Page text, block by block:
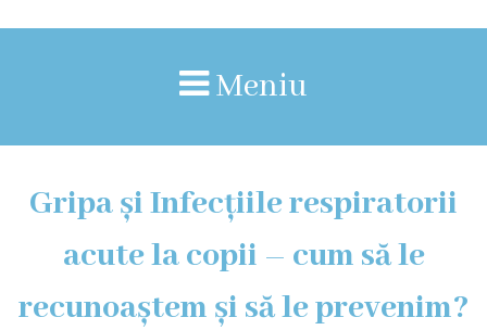
Vicedirector
Rapoarte
Meniu
Gripa și Infecțiile respiratorii
acute la copii – cum să le
recunoaștem și să le prevenim?